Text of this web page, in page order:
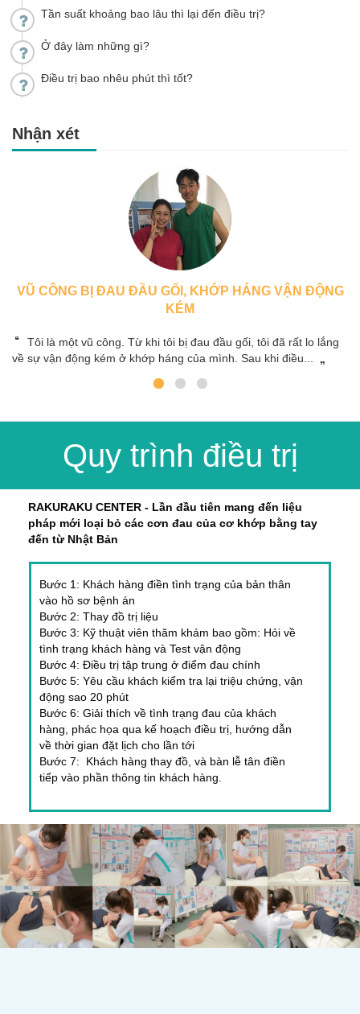
Tần suất khoảng bao lâu thì lại đến điều trị?
Ở đây làm những gì?
Điều trị bao nhêu phút thì tốt?
Nhận xét
VŨ CÔNG BỊ ĐAU ĐẦU GỐI, KHỚP HÁNG VẬN ĐỘNG
KÉM
Tôi là một vũ công. Từ khi tôi bị đau đầu gối, tôi đã rất lo lắng
về sự vận động kém ở khớp háng của mình. Sau khi điều...
Quy trình điều trị
RAKURAKU CENTER - Lần đầu tiên mang đến liệu
pháp mới loại bỏ các cơn đau của cơ khớp bằng tay
đến từ Nhật Bản
Bước 1: Khách hàng điền tình trạng của bản thân
vào hồ sơ bệnh án
Bước 2: Thay đồ trị liệu
Bước 3: Kỹ thuật viên thăm khám bao gồm: Hỏi về
tình trạng khách hàng và Test vận động
Bước 4: Điều trị tập trung ở điểm đau chính
Bước 5: Yêu cầu khách kiểm tra lại triệu chứng, vận
động sao 20 phút
Bước 6: Giải thích về tình trạng đau của khách
hàng, phác họa qua kế hoạch điều trị, hướng dẫn
về thời gian đặt lịch cho lần tới
Bước 7: Khách hàng thay đồ, và bàn lễ tân điền
tiếp vào phần thông tin khách hàng.